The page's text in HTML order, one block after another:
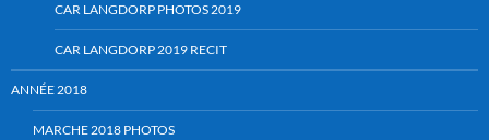
CAR LANGDORP PHOTOS 2019
CAR LANGDORP 2019 RECIT
ANNÉE 2018
MARCHE 2018 PHOTOS